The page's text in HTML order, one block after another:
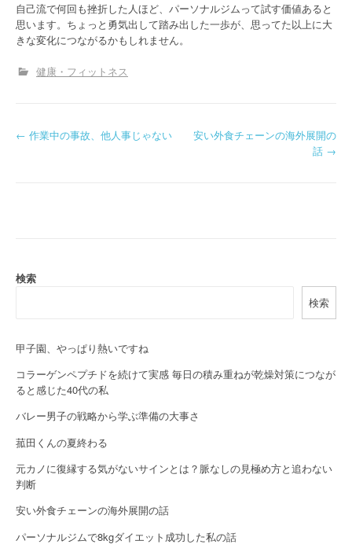
自己流で何回も挫折した人ほど、パーソナルジムって試す価値あると
思います。ちょっと勇気出して踏み出した一歩が、思ってた以上に大
きな変化につながるかもしれません。
健康・フィットネス
P
a
i
g
a
t
i
o
n
← 作業中の事故、他人事じゃない
安い外食チェーンの海外展開の
話 →
検索
検索
甲子園、やっぱり熱いですね
コラーゲンペプチドを続けて実感 毎日の積み重ねが乾燥対策につなが
ると感じた40代の私
バレー男子の戦略から学ぶ準備の大事さ
菰田くんの夏終わる
元カノに復縁する気がないサインとは？脈なしの見極め方と追わない
判断
安い外食チェーンの海外展開の話
パーソナルジムで8kgダイエット成功した私の話